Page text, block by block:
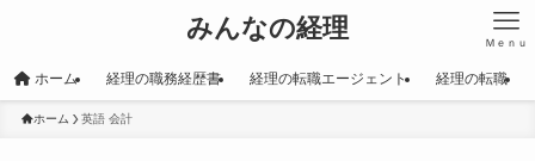
みんなの経理 Ｍｅｎｕ
ホーム 経理の職務経歴書 経理の転職エージェント 経理の転職
ホーム 英語 会計